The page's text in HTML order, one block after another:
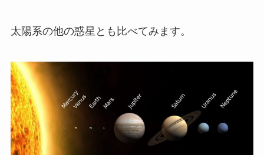
太陽系の他の惑星とも比べてみます。